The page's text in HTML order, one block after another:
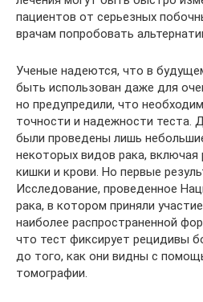
пациентов от серьезных
врачам попробовать
Ученые надеются, что в
быть использован даже для
но предупредили, что
точности и надежности теста.
были проведены лишь
некоторых видов рака, включая
кишки и крови. Но первые
Исследование, проведенное
рака, в котором приняли
наиболее распространенной
что тест фиксирует рецидивы
до того, как они видны с
томографии.